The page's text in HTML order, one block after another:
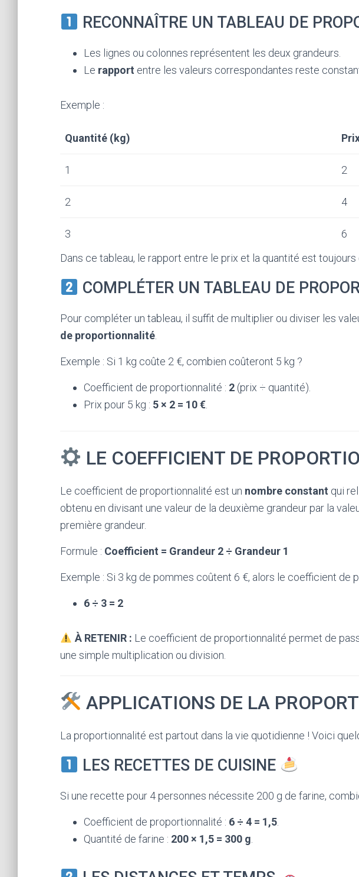
RECONNAÎTRE UN TABLEAU DE
Les lignes ou colonnes représentent les deux grandeurs.
Le rapport entre les valeurs correspondantes reste
Exemple :
Quantité (kg)
1 2
2 4
3
6
Dans ce tableau, le rapport entre le prix et la quantité est toujours
COMPLÉTER UN TABLEAU DE
Pour compléter un tableau, il suffit de multiplier ou diviser les
de proportionnalité
Exemple : Si 1 kg coûte 2 €, combien coûteront 5 kg ?
Coefficient de proportionnalité : 2 (prix ÷ quantité).
Prix pour 5 kg : 5 × 2 = 10 €
LE COEFFICIENT DE
Le coefficient de proportionnalité est un nombre constant qui
obtenu en divisant une valeur de la deuxième grandeur par la
première grandeur.
Formule : Coefficient = Grandeur 2 ÷ Grandeur 1
Exemple : Si 3 kg de pommes coûtent 6 €, alors le coefficient de
6 ÷ 3 = 2
À RETENIR : Le coefficient de proportionnalité permet de
une simple multiplication ou division.
APPLICATIONS DE LA
La proportionnalité est partout dans la vie quotidienne ! Voici
LES RECETTES DE CUISINE
Si une recette pour 4 personnes nécessite 200 g de farine,
Coefficient de proportionnalité : 6 ÷ 4 = 1,5
Quantité de farine : 200 × 1,5 = 300 g